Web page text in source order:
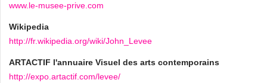
www.le-musee-prive.com
Wikipedia
http://fr.wikipedia.org/wiki/John_Levee
ARTACTIF l'annuaire Visuel des arts contemporains
http://expo.artactif.com/levee/